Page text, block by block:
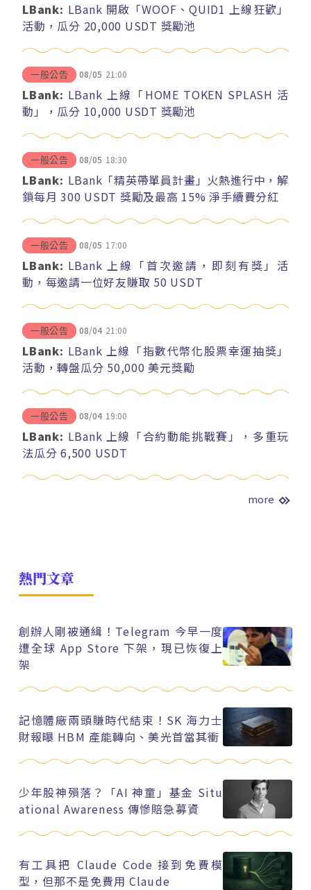
LBank: LBank 開啟「WOOF、QUID1 上線狂歡」
活動，瓜分 20,000 USDT 獎勵池
一般公告 08/05 21:00
LBank: LBank 上線「HOME TOKEN SPLASH 活
動」，瓜分 10,000 USDT 獎勵池
一般公告 08/05 18:30
LBank: LBank「精英帶單員計畫」火熱進行中，解
鎖每月 300 USDT 獎勵及最高 15% 淨手續費分紅
一般公告 08/05 17:00
LBank: LBank 上線「首次邀請，即刻有獎」活
動，每邀請一位好友賺取 50 USDT
一般公告 08/04 21:00
LBank: LBank 上線「指數代幣化股票幸運抽獎」
活動，轉盤瓜分 50,000 美元獎勵
一般公告 08/04 19:00
LBank: LBank 上線「合約動能挑戰賽」，多重玩
法瓜分 6,500 USDT
more
熱門文章
創辦人剛被通緝！Telegram 今早一度
遭全球 App Store 下架，現已恢復上
架
記憶體廠兩頭賺時代結束！SK 海力士
財報曝 HBM 產能轉向、美光首當其衝
少年股神殞落？「AI 神童」基金 Situ
ational Awareness 傳慘賠急募資
有工具把 Claude Code 接到免費模
型，但那不是免費用 Claude